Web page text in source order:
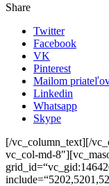
Share
Twitter
Facebook
VK
Pinterest
Mailom
Linkedin
Whatsapp
Skype
[/vc_column_text][/
vc_col-md-